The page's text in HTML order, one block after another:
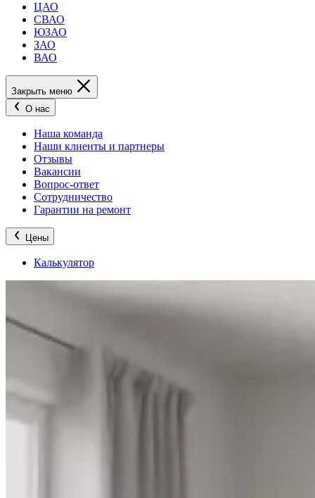
ЦАО
СВАО
ЮЗАО
ЗАО
ВАО
Закрыть меню
О нас
Наша команда
Наши клиенты и партнеры
Отзывы
Вакансии
Вопрос-ответ
Сотрудничество
Гарантии на ремонт
Цены
Калькулятор